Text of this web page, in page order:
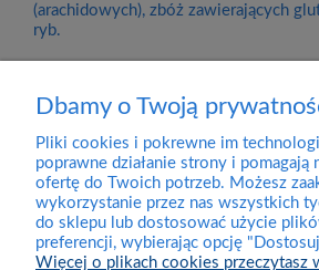
(arachidowych), zbóż zawierających
ryb.
Dostawa
Pomoc
Dbamy o Twoją
Pliki cookies i pokrewne im
poprawne działanie strony i pomagają
ofertę do Twoich potrzeb. Możesz
wykorzystanie przez nas wszystkich
do sklepu lub dostosować użycie
preferencji, wybierając opcję
Więcej o plikach cookies przeczytasz